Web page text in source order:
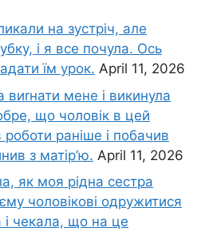
на зустріч, але
і я все почула. Ось
їм урок. April 11, 2026
виrнати мене і викинула
що чоловік в цей
раніше і побачив
з матір’ю. April 11, 2026
як моя рідна сестра
чоловікові одружитися
чекала, що на це